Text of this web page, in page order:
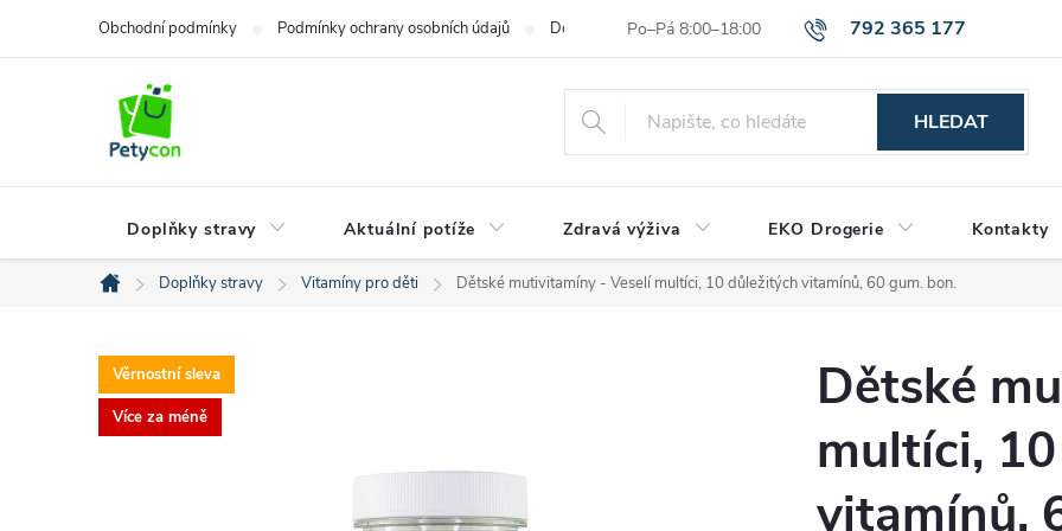
obsah
792 365 177
Obchodní podmínky Podmínky ochrany osobních údajů Dodací a platební podmínky Reklamační řád Hodnocení
HLEDAT
Doplňky stravy Aktuální potíže Zdravá výživa EKO Drogerie Kontakty
Domů
Doplňky stravy Vitamíny pro děti Dětské mutivitamíny - Veselí multíci, 10 důležitých vitamínů, 60 gum. bon.
Věrnostní sleva
Více za méně
Dětské
multíci,
vitamínů,